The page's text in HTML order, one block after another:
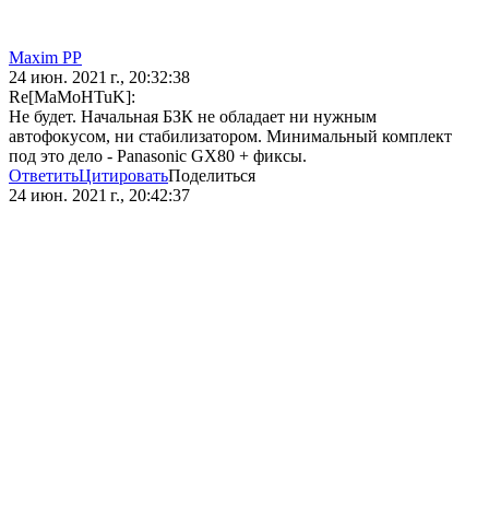
Maxim PP
24 июн. 2021 г., 20:32:38
Re[MaMoHTuK]:
Не будет. Начальная БЗК не обладает ни нужным
автофокусом, ни стабилизатором. Минимальный комплект
под это дело - Panasonic GX80 + фиксы.
ОтветитьЦитироватьПоделиться
24 июн. 2021 г., 20:42:37